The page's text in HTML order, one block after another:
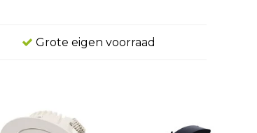
Grote eigen voorraad